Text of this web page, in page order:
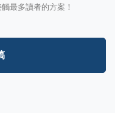
最多讀者的方案！